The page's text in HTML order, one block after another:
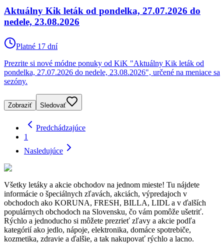
Aktuálny Kik leták od pondelka, 27.07.2026 do
nedele, 23.08.2026
Platné 17 dní
Prezrite si nové módne ponuky od KiK "Aktuálny Kik leták od
pondelka, 27.07.2026 do nedele, 23.08.2026", určené na meniace sa
sezóny.
Zobraziť Sledovať
Predchádzajúce
1
Nasledujúce
Všetky letáky a akcie obchodov na jednom mieste! Tu nájdete
informácie o špeciálnych zľavách, akciách, výpredajoch v
obchodoch ako KORUNA, FRESH, BILLA, LIDL a v ďalších
populárnych obchodoch na Slovensku, čo vám pomôže ušetriť.
Rýchlo a jednoducho si môžete prezrieť zľavy a akcie podľa
kategórií ako jedlo, nápoje, elektronika, domáce spotrebiče,
kozmetika, zdravie a ďalšie, a tak nakupovať rýchlo a lacno.